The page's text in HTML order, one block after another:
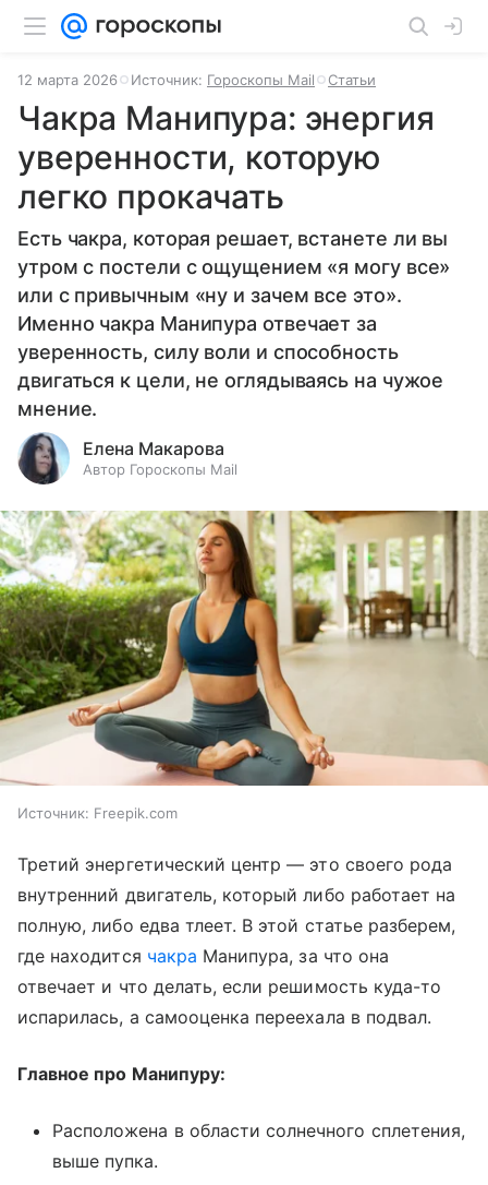
12 марта 2026 Источник: Гороскопы Mail Статьи
Чакра Манипура: энергия
уверенности, которую
легко прокачать
Есть чакра, которая решает, встанете ли вы
утром с постели с ощущением «я могу все»
или с привычным «ну и зачем все это».
Именно чакра Манипура отвечает за
уверенность, силу воли и способность
двигаться к цели, не оглядываясь на чужое
мнение.
Елена Макарова
Автор Гороскопы Mail
Источник: Freepik.com
Третий энергетический центр — это своего рода
внутренний двигатель, который либо работает на
полную, либо едва тлеет. В этой статье разберем,
где находится чакра Манипура, за что она
отвечает и что делать, если решимость куда-то
испарилась, а самооценка переехала в подвал.
Главное про Манипуру:
Расположена в области солнечного сплетения,
выше пупка.